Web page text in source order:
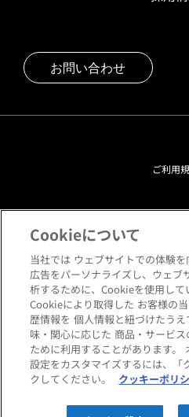
お問い合わせ
Copyright © HANKYU HOME
ご利用
プライバシー
クッキーポ
閲覧環境に
サイトマ
Cookieについて
当社では ウェブサイトでの体験
広告をパーソナライズし、ウェブ
析するために、Cookieを使用して
Cookieにより取得した お客様の
歴情報を 個人情報と紐づけたう
味・関心に応じた 商品・サービ
ために利用することがあります。
設定をカスタマイズするには、「
クしてください。
クッキーポリ